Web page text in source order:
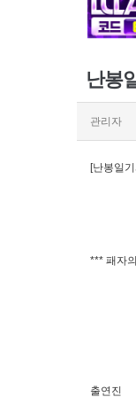
난봉
관리자
[난봉일
*** 패자
출연진